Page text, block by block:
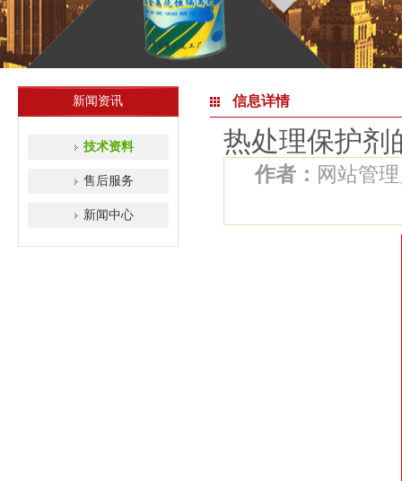
新闻资讯
技术资料
售后服务
新闻中心
信息详情
热处理保护剂
作者： 网站管